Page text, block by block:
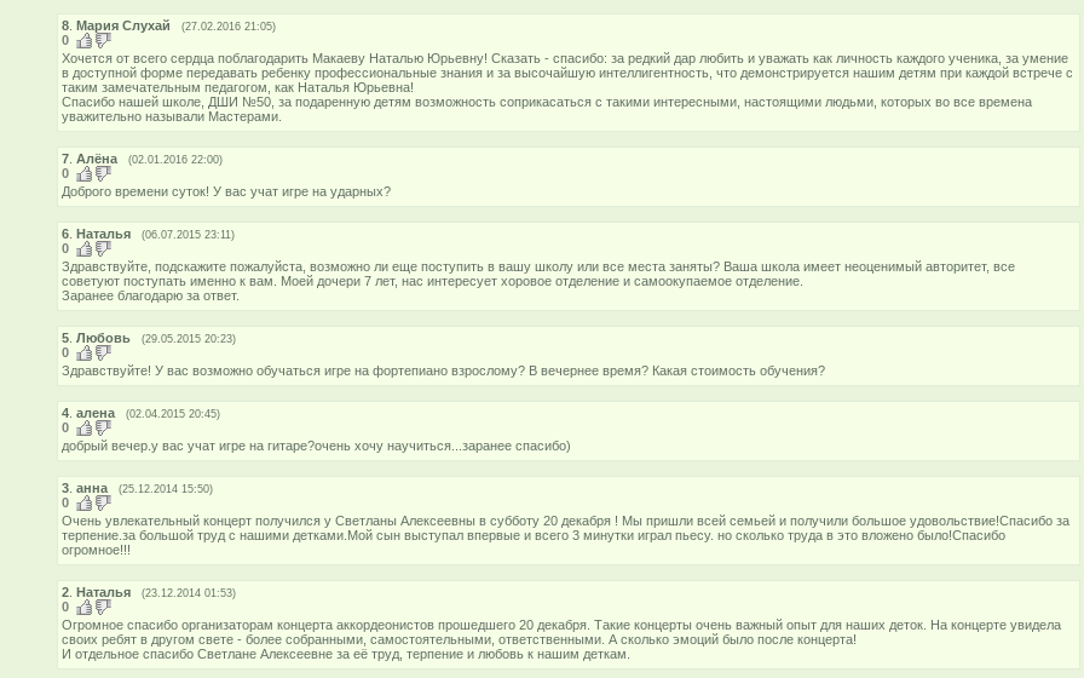
8 Мария Слухай (27.02.2016 21:05)
0
Хочется от всего сердца поблагодарить Макаеву Наталью Юрьевну! Сказать - спасибо: за редкий дар любить и уважать как личность каждого ученика, за умение
в доступной форме передавать ребенку профессиональные знания и за высочайшую интеллигентность, что демонстрируется нашим детям при каждой встрече с
таким замечательным педагогом, как Наталья Юрьевна!
Спасибо нашей школе, ДШИ №50, за подаренную детям возможность соприкасаться с такими интересными, настоящими людьми, которых во все времена
уважительно называли Мастерами.
7 Алёна (02.01.2016 22:00)
0
Доброго времени суток! У вас учат игре на ударных?
6 Наталья (06.07.2015 23:11)
0
Здравствуйте, подскажите пожалуйста, возможно ли еще поступить в вашу школу или все места заняты? Ваша школа имеет неоценимый авторитет, все
советуют поступать именно к вам. Моей дочери 7 лет, нас интересует хоровое отделение и самоокупаемое отделение.
Заранее благодарю за ответ.
5 Любовь (29.05.2015 20:23)
0
Здравствуйте! У вас возможно обучаться игре на фортепиано взрослому? В вечернее время? Какая стоимость обучения?
4 алена (02.04.2015 20:45)
0
добрый вечер.у вас учат игре на гитаре?очень хочу научиться...заранее спасибо)
3 анна (25.12.2014 15:50)
0
Очень увлекательный концерт получился у Светланы Алексеевны в субботу 20 декабря ! Мы пришли всей семьей и получили большое удовольствие!Спасибо за
терпение.за большой труд с нашими детками.Мой сын выступал впервые и всего 3 минутки играл пьесу. но сколько труда в это вложено было!Спасибо
огромное!!!
2 Наталья (23.12.2014 01:53)
0
Огромное спасибо организаторам концерта аккордеонистов прошедшего 20 декабря. Такие концерты очень важный опыт для наших деток. На концерте увидела
своих ребят в другом свете - более собранными, самостоятельными, ответственными. А сколько эмоций было после концерта!
И отдельное спасибо Светлане Алексеевне за её труд, терпение и любовь к нашим деткам.